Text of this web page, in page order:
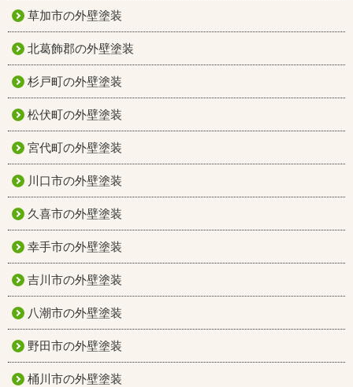
草加市の外壁塗装
北葛飾郡の外壁塗装
杉戸町の外壁塗装
松伏町の外壁塗装
宮代町の外壁塗装
川口市の外壁塗装
久喜市の外壁塗装
幸手市の外壁塗装
吉川市の外壁塗装
八潮市の外壁塗装
野田市の外壁塗装
桶川市の外壁塗装